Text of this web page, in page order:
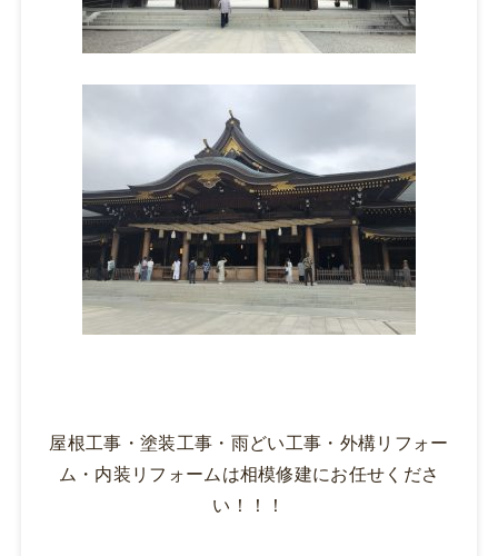
屋根工事・塗装工事・雨どい工事・外構リフォー
ム・内装リフォームは相模修建にお任せくださ
い！！！